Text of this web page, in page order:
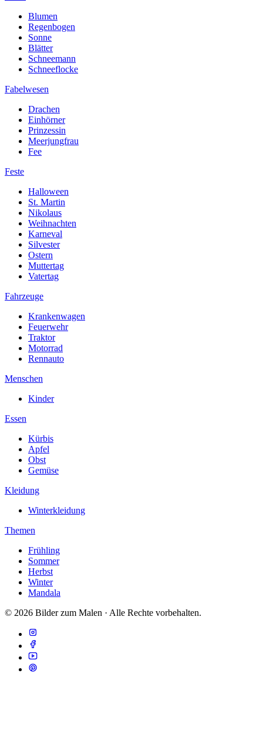
Blumen
Regenbogen
Sonne
Blätter
Schneemann
Schneeflocke
Fabelwesen
Drachen
Einhörner
Prinzessin
Meerjungfrau
Fee
Feste
Halloween
St. Martin
Nikolaus
Weihnachten
Karneval
Silvester
Ostern
Muttertag
Vatertag
Fahrzeuge
Krankenwagen
Feuerwehr
Traktor
Motorrad
Rennauto
Menschen
Kinder
Essen
Kürbis
Apfel
Obst
Gemüse
Kleidung
Winterkleidung
Themen
Frühling
Sommer
Herbst
Winter
Mandala
© 2026 Bilder zum Malen · Alle Rechte vorbehalten.